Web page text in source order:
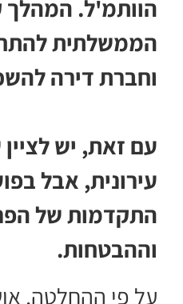
הוותמ'ל. המהלך
הממשלתית
וחברת דירה
עם זאת, יש
עירונית, אבל
התקדמות של
וההבטחות.